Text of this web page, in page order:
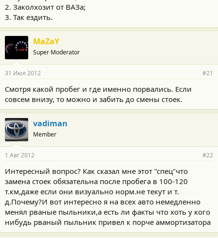
2. Заколхозит от ВАЗа;
3. Так ездить.
MaZaY
Super Moderator
31 Июл 2012 #21
Смотря какой пробег и где именно порвались. Если
совсем внизу, то можно и забить до смены стоек.
vadiman
Member
1 Авг 2012 #22
Интересный вопрос? Как сказал мне этот "спец"что
замена стоек обязательна после пробега в 100-120
т.км,даже если они визуально норм.не текут и т.
д.Почему?И вот интересно я на всех авто немедленно
менял рваные пыльники,а есть ли факты что хоть у кого
нибудь рваный пыльник привел к порче аммортизатора